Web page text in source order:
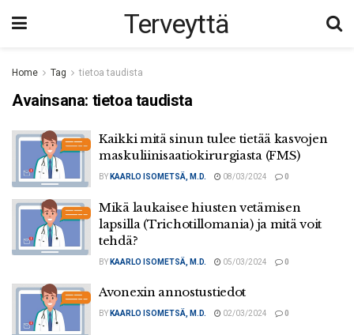
Terveyttä
Home Tag tietoa taudista
Avainsana: tietoa taudista
Kaikki mitä sinun tulee tietää kasvojen
maskuliinisaatiokirurgiasta (FMS)
BY KAARLO ISOMETSÄ, M.D. 08/03/2024 0
Mikä laukaisee hiusten vetämisen
lapsilla (Trichotillomania) ja mitä voit
tehdä?
BY KAARLO ISOMETSÄ, M.D. 05/03/2024 0
Avonexin annostustiedot
BY KAARLO ISOMETSÄ, M.D. 02/03/2024 0